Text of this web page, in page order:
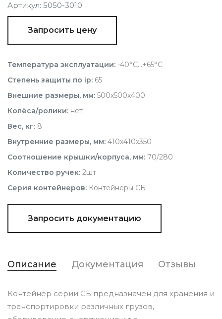
Артикул: 5050-3010
Запросить цену
Температура эксплуатации: -40°С...+65°С
Степень защиты по ip: 65
Внешние размеры, мм: 500х500х400
Колёса/ролики: нет
Вес, кг: 8
Внутренние размеры, мм: 410х410х350
Соотношение крышки/корпуса, мм: 70/280
Количество ручек: 2шт
Серия контейнеров: Контейнеры СБ
Запросить документацию
Описание Документация Отзывы
Контейнер серии СБ предназначен для хранения и
транспортировки различных грузов,